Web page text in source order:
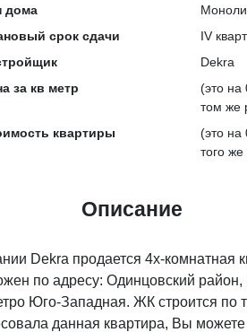
дома
срок сдачи
IV
Dekra
за кв метр
(это на
том же
квартиры
(это на
того же
Описание
Dekra продается 4х-
по адресу: Одинцовский
Юго-Западная. ЖК строится по
данная квартира, Вы можете